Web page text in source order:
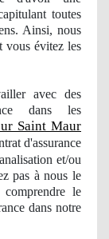
toutes
Ainsi, nous
vous évitez les
avec des
dans les
Saint Maur
d'assurance
et/ou
pas à nous le
le
dans notre